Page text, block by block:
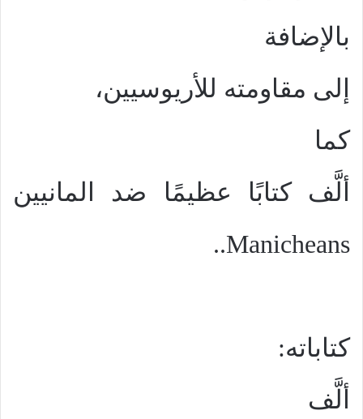
بالإضافة
إلى مقاومته للأريوسيين،
كما
ألَّف كتابًا عظيمًا ضد المانيين
Manicheans
..
كتاباته:
ألَّف